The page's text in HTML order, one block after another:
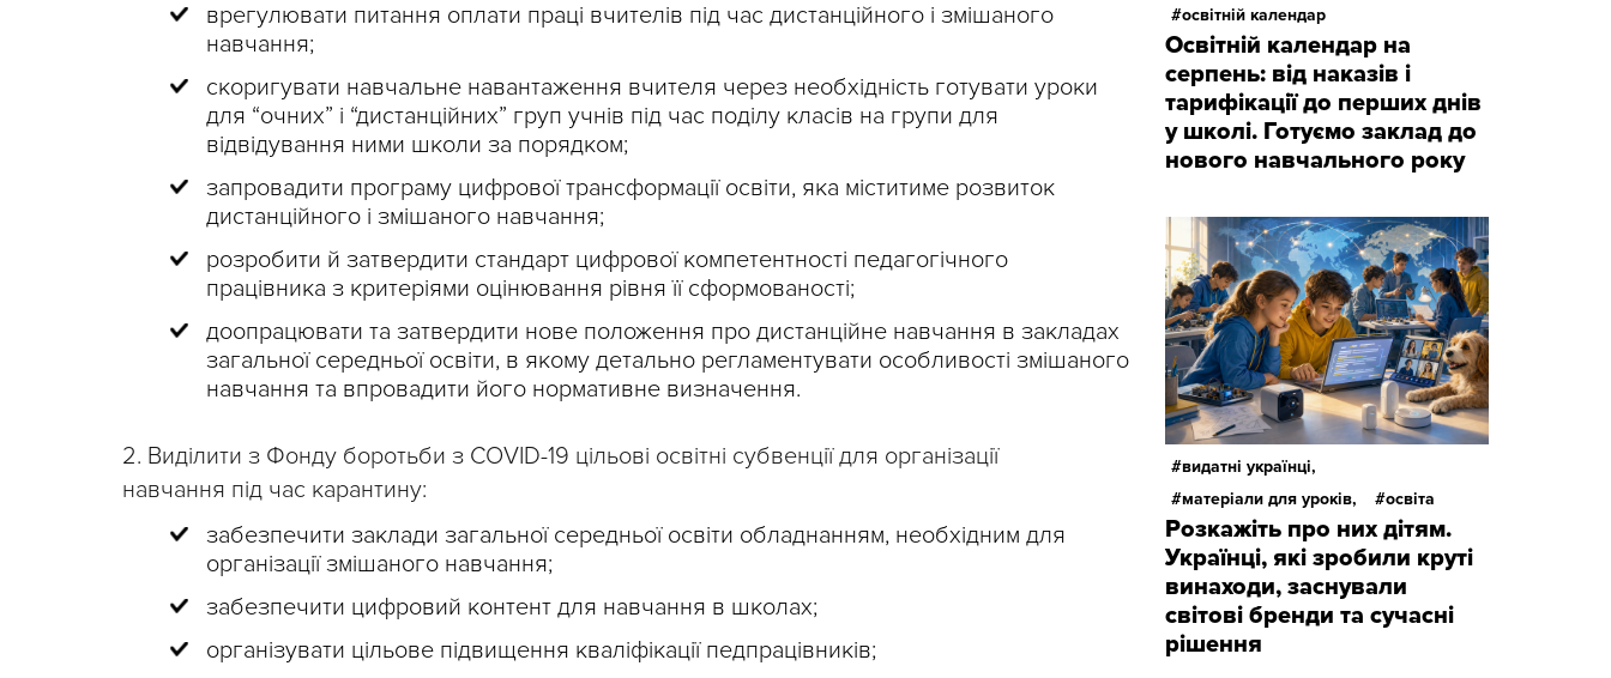
врегулювати питання оплати праці вчителів під час дистанційного і змішаного
навчання;
скоригувати навчальне навантаження вчителя через необхідність готувати уроки
для “очних” і “дистанційних” груп учнів під час поділу класів на групи для
відвідування ними школи за порядком;
запровадити програму цифрової трансформації освіти, яка міститиме розвиток
дистанційного і змішаного навчання;
розробити й затвердити стандарт цифрової компетентності педагогічного
працівника з критеріями оцінювання рівня її сформованості;
доопрацювати та затвердити нове положення про дистанційне навчання в закладах
загальної середньої освіти, в якому детально регламентувати особливості змішаного
навчання та впровадити його нормативне визначення.
2. Виділити з Фонду боротьби з COVID-19 цільові освітні субвенції для організації
навчання під час карантину:
забезпечити заклади загальної середньої освіти обладнанням, необхідним для
організації змішаного навчання;
забезпечити цифровий контент для навчання в школах;
організувати цільове підвищення кваліфікації педпрацівників;
освітній календар
Освітній календар на
серпень: від наказів і
тарифікації до перших днів
у школі. Готуємо заклад до
нового навчального року
видатні українці,
матеріали для уроків,
освіта
Розкажіть про них дітям.
Українці, які зробили круті
винаходи, заснували
світові бренди та сучасні
рішення